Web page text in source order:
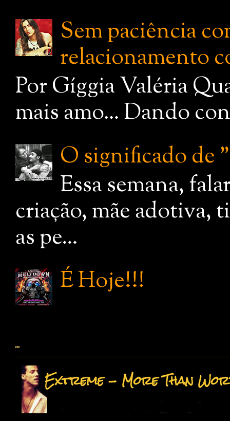
Sem paciência
relacionamento
Por Gíggia Valéria
mais amo... Dando
O significado de
Essa semana,
criação, mãe adotiva,
as pe...
É Hoje!!!
...